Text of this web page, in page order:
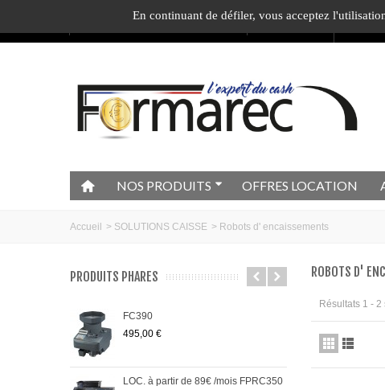
Appelez-nous au :04.74.40.79.95 Ecrivez-nous 1
NOS PRODUITS OFFRES LOCATION
Accueil > SOLUTIONS CAISSE > Robots d' encaissements
PRODUITS PHARES
FC390
495,00 €
LOC. à partir de 89€ /mois FPRC350
ROBOTS D'
Résultats 1 - 2
En continuant de défiler, vous acceptez